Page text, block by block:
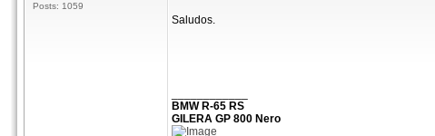
Posts: 1059
Saludos.
BMW R-65 RS
GILERA GP 800 Nero